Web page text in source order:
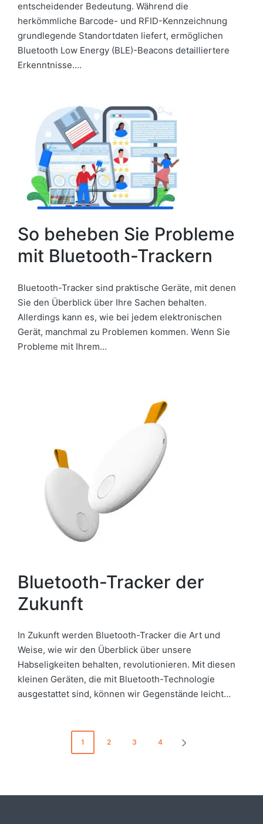
entscheidender Bedeutung. Während die
herkömmliche Barcode- und RFID-Kennzeichnung
grundlegende Standortdaten liefert, ermöglichen
Bluetooth Low Energy (BLE)-Beacons detailliertere
Erkenntnisse.…
So beheben Sie Probleme
mit Bluetooth-Trackern
Bluetooth-Tracker sind praktische Geräte, mit denen
Sie den Überblick über Ihre Sachen behalten.
Allerdings kann es, wie bei jedem elektronischen
Gerät, manchmal zu Problemen kommen. Wenn Sie
Probleme mit Ihrem…
Bluetooth-Tracker der
Zukunft
In Zukunft werden Bluetooth-Tracker die Art und
Weise, wie wir den Überblick über unsere
Habseligkeiten behalten, revolutionieren. Mit diesen
kleinen Geräten, die mit Bluetooth-Technologie
ausgestattet sind, können wir Gegenstände leicht…
Seitennummerierung
1 2 3 4